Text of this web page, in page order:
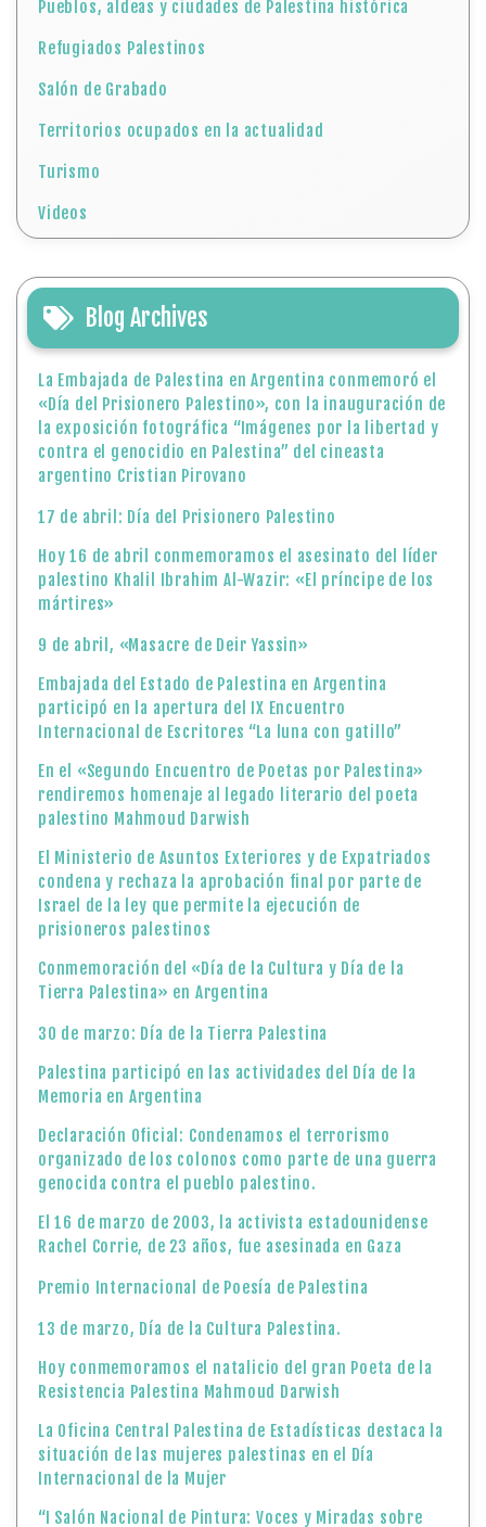
Pueblos, aldeas y ciudades de Palestina histórica
Refugiados Palestinos
Salón de Grabado
Territorios ocupados en la actualidad
Turismo
Videos
Blog Archives
La Embajada de Palestina en Argentina conmemoró el
«Día del Prisionero Palestino», con la inauguración de
la exposición fotográfica “Imágenes por la libertad y
contra el genocidio en Palestina” del cineasta
argentino Cristian Pirovano
17 de abril: Día del Prisionero Palestino
Hoy 16 de abril conmemoramos el asesinato del líder
palestino Khalil Ibrahim Al-Wazir: «El príncipe de los
mártires»
9 de abril, «Masacre de Deir Yassin»
Embajada del Estado de Palestina en Argentina
participó en la apertura del IX Encuentro
Internacional de Escritores “La luna con gatillo”
En el «Segundo Encuentro de Poetas por Palestina»
rendiremos homenaje al legado literario del poeta
palestino Mahmoud Darwish
El Ministerio de Asuntos Exteriores y de Expatriados
condena y rechaza la aprobación final por parte de
Israel de la ley que permite la ejecución de
prisioneros palestinos
Conmemoración del «Día de la Cultura y Día de la
Tierra Palestina» en Argentina
30 de marzo: Día de la Tierra Palestina
Palestina participó en las actividades del Día de la
Memoria en Argentina
Declaración Oficial: Condenamos el terrorismo
organizado de los colonos como parte de una guerra
genocida contra el pueblo palestino.
El 16 de marzo de 2003, la activista estadounidense
Rachel Corrie, de 23 años, fue asesinada en Gaza
Premio Internacional de Poesía de Palestina
13 de marzo, Día de la Cultura Palestina.
Hoy conmemoramos el natalicio del gran Poeta de la
Resistencia Palestina Mahmoud Darwish
La Oficina Central Palestina de Estadísticas destaca la
situación de las mujeres palestinas en el Día
Internacional de la Mujer
“I Salón Nacional de Pintura: Voces y Miradas sobre